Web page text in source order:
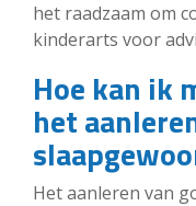
het raadzaam om
kinderarts voor
Hoe kan ik
het
Het aanleren van